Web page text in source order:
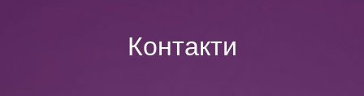
Контакти